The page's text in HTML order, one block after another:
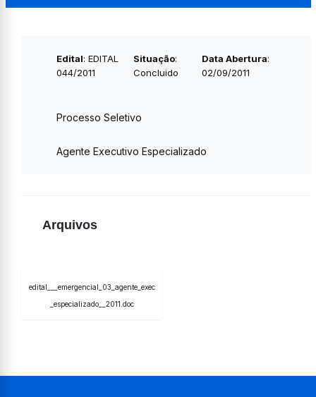
Edital: EDITAL
044/2011
Situação:
Concluido
Data Abertura:
02/09/2011
Processo Seletivo
Agente Executivo Especializado
Arquivos
edital___emergencial_03_agente_exec
_especializado__2011.doc